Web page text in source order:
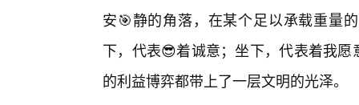
安🎯静的角落，在某个足以承载重量
下，代表😎着诚意；坐下，代表着我
的利益博弈都带上了一层文明的光泽。